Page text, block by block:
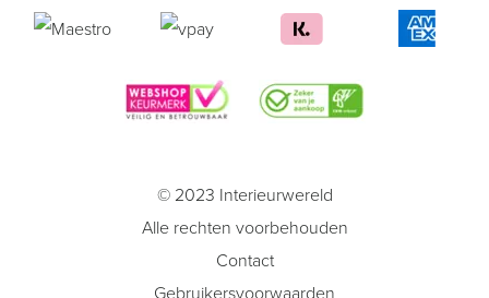
© 2023 Interieurwereld
Alle rechten voorbehouden
Contact
Gebruikersvoorwaarden